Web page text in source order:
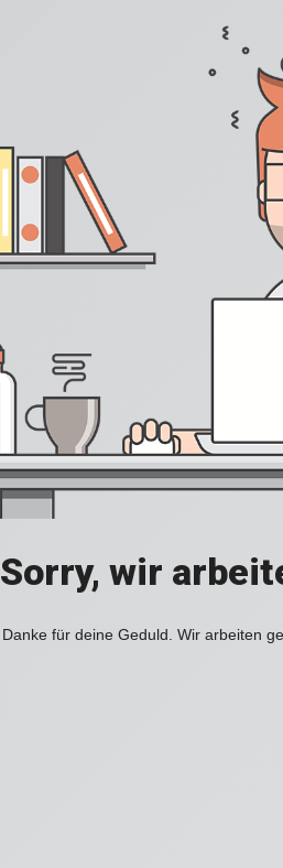
Sorry, wir
Danke für deine Geduld. Wir arbeiten